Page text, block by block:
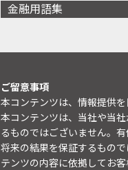
金融用語集
ご留意事項
本コンテンツは、情報提供を
本コンテンツは、当社や当
るものではございません。
将来の結果を保証するもの
テンツの内容に依拠してお